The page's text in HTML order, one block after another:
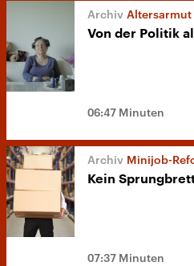
Altersarmut
Von der Politik
06:47 Minuten
Minijob-
Kein
07:37 Minuten